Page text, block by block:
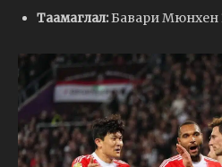
Таамаглал:Бавари Мюнхен